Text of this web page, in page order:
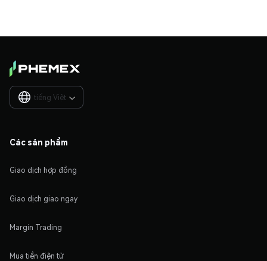
tiếng Việt 
Các sản phẩm
Giao dịch hợp đồng
Giao dịch giao ngay
Margin Trading
Mua tiền điện tử